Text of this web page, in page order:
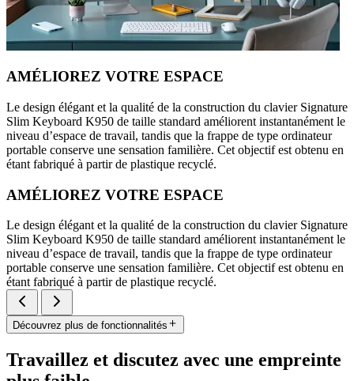
AMÉLIOREZ VOTRE ESPACE
Le design élégant et la qualité de la construction du clavier Signature
Slim Keyboard K950 de taille standard améliorent instantanément le
niveau d’espace de travail, tandis que la frappe de type ordinateur
portable conserve une sensation familière. Cet objectif est obtenu en
étant fabriqué à partir de plastique recyclé.
AMÉLIOREZ VOTRE ESPACE
Le design élégant et la qualité de la construction du clavier Signature
Slim Keyboard K950 de taille standard améliorent instantanément le
niveau d’espace de travail, tandis que la frappe de type ordinateur
portable conserve une sensation familière. Cet objectif est obtenu en
étant fabriqué à partir de plastique recyclé.
Découvrez plus de fonctionnalités
Travaillez et discutez avec une empreinte